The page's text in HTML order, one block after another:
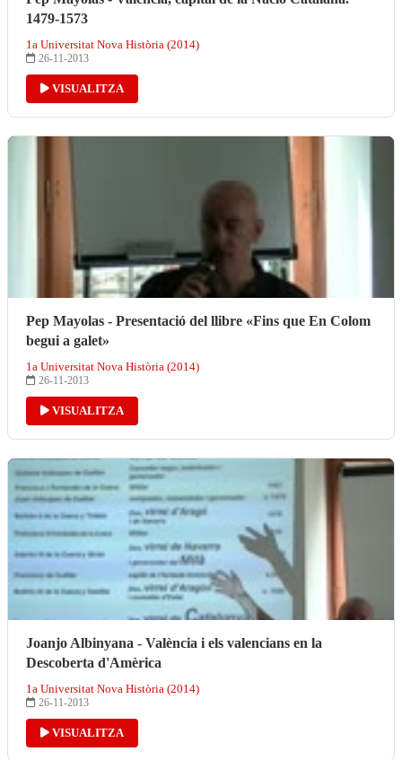
1479-1573
1a Universitat Nova Història (2014)
26-11-2013
VISUALITZA
Pep Mayolas - Presentació del llibre «Fins que En Colom
begui a galet»
1a Universitat Nova Història (2014)
26-11-2013
VISUALITZA
Joanjo Albinyana - València i els valencians en la
Descoberta d'Amèrica
1a Universitat Nova Història (2014)
26-11-2013
VISUALITZA